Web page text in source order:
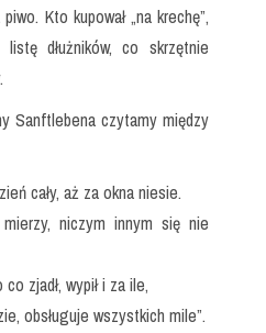
Kto kupował „na krechę”,
dłużników, co skrzętnie
Sanftlebena czytamy między
cały, aż za okna niesie.
niczym innym się nie
zjadł, wypił i za ile,
obsługuje wszystkich mile”.